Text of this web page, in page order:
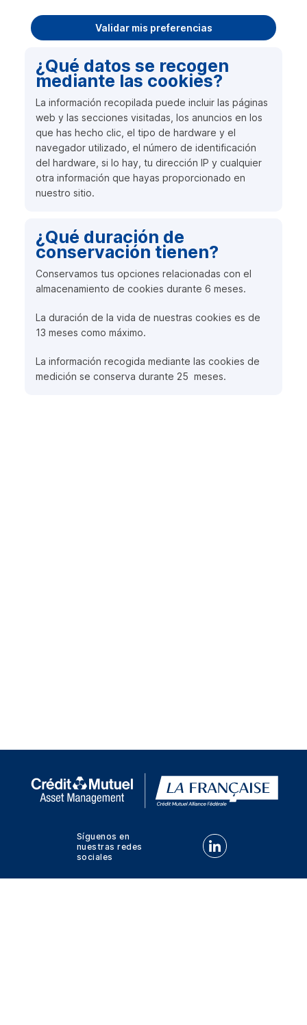
Validar mis preferencias
¿Qué datos se recogen
mediante las cookies?
La información recopilada puede incluir las páginas
web y las secciones visitadas, los anuncios en los
que has hecho clic, el tipo de hardware y el
navegador utilizado, el número de identificación
del hardware, si lo hay, tu dirección IP y cualquier
otra información que hayas proporcionado en
nuestro sitio.
¿Qué duración de
conservación tienen?
Conservamos tus opciones relacionadas con el
almacenamiento de cookies durante 6 meses.
La duración de la vida de nuestras cookies es de
13 meses como máximo.
La información recogida mediante las cookies de
medición se conserva durante 25 meses.
Síguenos en
nuestras redes
sociales
Síguenos en LinkedIn